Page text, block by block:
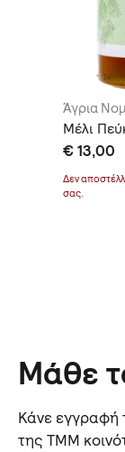
Άγρια
Μέλι
€ 13,00
Δεν
σας.
Μάθε
Κάνε εγγραφή
της TMM